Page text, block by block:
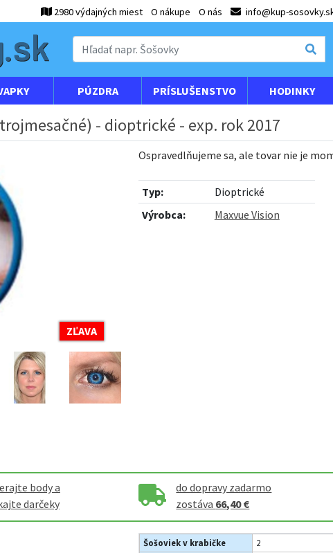
2980 výdajných miest O nákupe O nás info@kup-
PÚZDRA PRÍSLUŠENSTVO HODINKY
- dioptrické - exp. rok 2017
ZĽAVA
Ospravedlňujeme sa, ale tovar nie je
Typ:
Dioptrické
Výrobca:
Maxvue Vision
body a
darčeky
do dopravy zadarmo
zostáva 66,40 €
Šošoviek v krabičke 2